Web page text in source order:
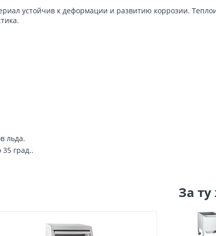
устойчив к деформации и развитию коррозии.
льда.
град..
За